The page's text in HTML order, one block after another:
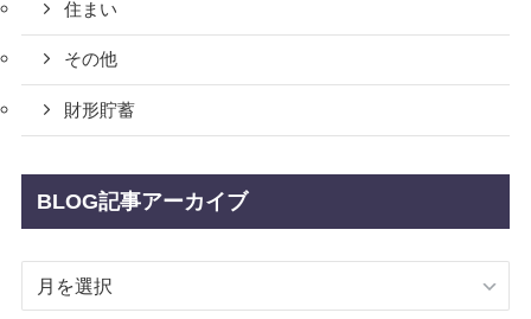
住まい
その他
財形貯蓄
BLOG記事アーカイブ
BLOG